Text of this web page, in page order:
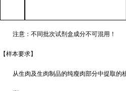
注意：不同批次试剂盒成分不可混用！
【样本要求】
从生肉及生肉制品的纯瘦肉部分中提取的